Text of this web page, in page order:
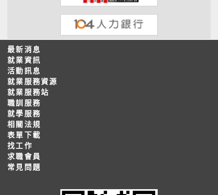
最新消息
就業資訊
活動訊息
就業服務資源
就業服務站
職訓服務
就學服務
相關法規
表單下載
找工作
求職會員
常見問題